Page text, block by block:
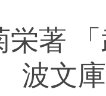
栄著
波文